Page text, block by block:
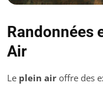
Randonnées
Air
Le plein air offre des